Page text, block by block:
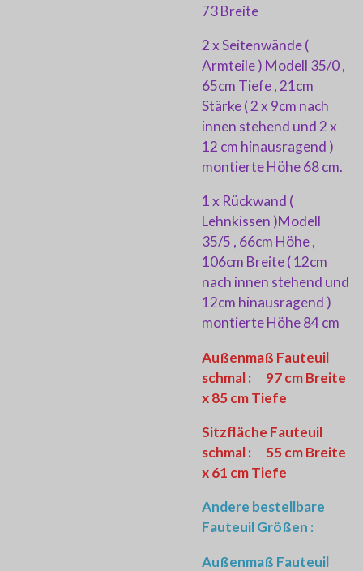
73 Breite
2 x Seitenwände (
Armteile ) Modell 35/0 ,
65cm Tiefe , 21cm
Stärke ( 2 x 9cm nach
innen stehend und 2 x
12 cm hinausragend )
montierte Höhe 68 cm.
1 x Rückwand (
Lehnkissen )Modell
35/5 , 66cm Höhe ,
106cm Breite ( 12cm
nach innen stehend und
12cm hinausragend )
montierte Höhe 84 cm
Außenmaß Fauteuil
schmal : 97 cm Breite
x 85 cm Tiefe
Sitzfläche Fauteuil
schmal : 55 cm Breite
x 61 cm Tiefe
Andere bestellbare
Fauteuil Größen :
Außenmaß Fauteuil